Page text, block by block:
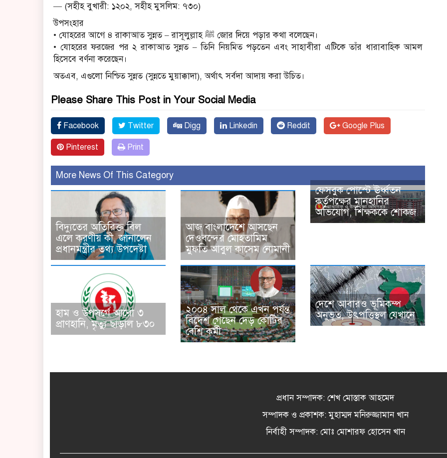
— (সহীহ বুখারী: ১২০২, সহীহ মুসলিম: ৭৩০)
উপসংহার
• যোহরের আগে ৪ রাকাআত সুন্নত – রাসূলুল্লাহ ﷺ জোর দিয়ে পড়ার কথা বলেছেন।
• যোহরের ফরজের পর ২ রাকাআত সুন্নত – তিনি নিয়মিত পড়তেন এবং সাহাবীরা এটিকে তাঁর ধারাবাহিক আমল
হিসেবে বর্ণনা করেছেন।
অতএব, এগুলো নিশ্চিত সুন্নত (সুন্নতে মুয়াক্কাদা), অর্থাৎ সর্বদা আদায় করা উচিত।
Please Share This Post in Your Social Media
Facebook Twitter Digg Linkedin Reddit Google Plus
Pinterest Print
More News Of This Category
বিদ্যুতের অতিরিক্ত বিল
এলে করণীয় কী, জানালেন
প্রধানমন্ত্রীর তথ্য উপদেষ্টা
আজ বাংলাদেশে আসছেন
দেওবন্দের মোহতামিম
মুফতি আবুল কাসেম নোমানী
ফেসবুক পোস্টে ঊর্ধ্বতন
কর্তৃপক্ষের মানহানির
অভিযোগ, শিক্ষককে শোকজ
হাম ও উপসর্গে আরো ৩
প্রাণহানি, মৃত্যু ছাড়াল ৮৩০
২০০৪ সাল থেকে এখন পর্যন্ত
বিদেশ গেছেন দেড় কোটির
বেশি কর্মী
দেশে আবারও ভূমিকম্প
অনুভূত, উৎপত্তিস্থল যেখানে
প্রধান সম্পাদক: শেখ মোস্তাক আহমেদ
সম্পাদক ও প্রকাশক: মুহাম্মদ মনিরুজ্জামান খান
নির্বাহী সম্পাদক: মোঃ মোশারফ হোসেন খান